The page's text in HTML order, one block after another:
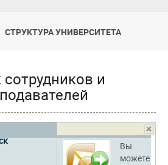
CТРУКТУРА УНИВЕРСИТЕТА
и
Вы
можете